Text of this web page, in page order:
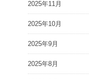
2025年11月
2025年10月
2025年9月
2025年8月